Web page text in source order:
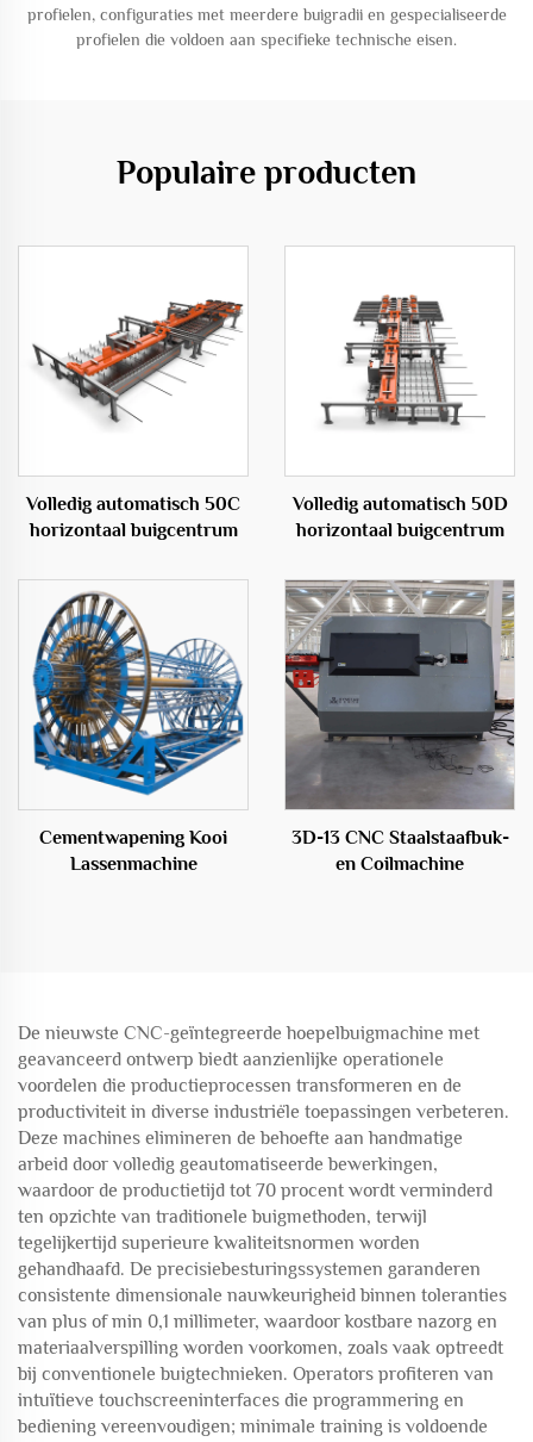
profielen, configuraties met meerdere buigradii en gespecialiseerde
profielen die voldoen aan specifieke technische eisen.
Populaire producten
Volledig automatisch 50C
horizontaal buigcentrum
Volledig automatisch 50D
horizontaal buigcentrum
Cementwapening Kooi
Lassenmachine
3D-13 CNC Staalstaafbuk-
en Coilmachine
De nieuwste CNC-geïntegreerde hoepelbuigmachine met
geavanceerd ontwerp biedt aanzienlijke operationele
voordelen die productieprocessen transformeren en de
productiviteit in diverse industriële toepassingen verbeteren.
Deze machines elimineren de behoefte aan handmatige
arbeid door volledig geautomatiseerde bewerkingen,
waardoor de productietijd tot 70 procent wordt verminderd
ten opzichte van traditionele buigmethoden, terwijl
tegelijkertijd superieure kwaliteitsnormen worden
gehandhaafd. De precisiebesturingssystemen garanderen
consistente dimensionale nauwkeurigheid binnen toleranties
van plus of min 0,1 millimeter, waardoor kostbare nazorg en
materiaalverspilling worden voorkomen, zoals vaak optreedt
bij conventionele buigtechnieken. Operators profiteren van
intuïtieve touchscreeninterfaces die programmering en
bediening vereenvoudigen; minimale training is voldoende